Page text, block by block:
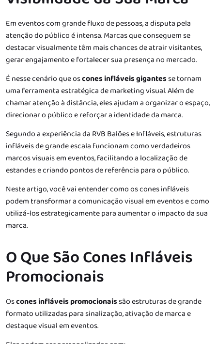
Em eventos com grande fluxo de pessoas, a disputa pela
atenção do público é intensa. Marcas que conseguem se
destacar visualmente têm mais chances de atrair visitantes,
gerar engajamento e fortalecer sua presença no mercado.
É nesse cenário que oscones infláveis gigantesse tornam
uma ferramenta estratégica de marketing visual. Além de
chamar atenção à distância, eles ajudam a organizar o espaço,
direcionar o público e reforçar a identidade da marca.
Segundo a experiência da RVB Balões e Infláveis, estruturas
infláveis de grande escala funcionam como verdadeiros
marcos visuais em eventos, facilitando a localização de
estandes e criando pontos de referência para o público.
Neste artigo, você vai entender como os cones infláveis
podem transformar a comunicação visual em eventos e como
utilizá-los estrategicamente para aumentar o impacto da sua
marca.
O Que São Cones Infláveis
Promocionais
Oscones infláveis promocionaissão estruturas de grande
formato utilizadas para sinalização, ativação de marca e
destaque visual em eventos.